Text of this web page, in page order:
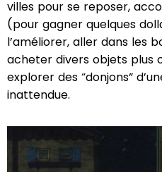
villes pour se reposer,
(pour gagner quelques
l’améliorer, aller dans les
acheter divers objets plus
explorer des “donjons”
inattendue.